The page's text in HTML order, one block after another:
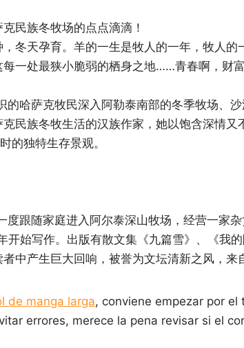
民族冬牧场的点点滴滴！
冬天孕育。羊的一生是牧人的一年，牧人的
一处最狭小脆弱的栖身之地……青春啊，财
的哈萨克牧民深入阿勒泰南部的冬季牧场、
民族冬牧生活的汉族作家，她以饱含深情又
的独特生存景观。
度跟随家庭进入阿尔泰深山牧场，经营一家
始写作。出版有散文集《九篇雪》、《我的
中产生巨大回响，被誉为文坛清新之风，来
de manga larga, conviene empezar por
errores, merece la pena revisar si el